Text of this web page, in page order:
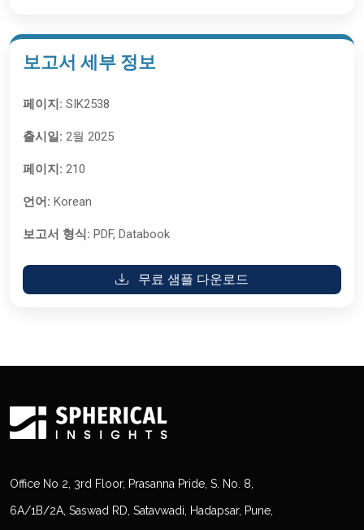
보고서 세부 정보
페이지: SIK2538
출시일: 2월 2025
페이지: 210
언어: Korean
보고서 형식: PDF, Databook
무료 샘플 다운로드
Office No 2, 3rd Floor, Prasanna Pride, S. No. 8,
6A/1B/2A, Saswad RD, Satavwadi, Hadapsar, Pune,